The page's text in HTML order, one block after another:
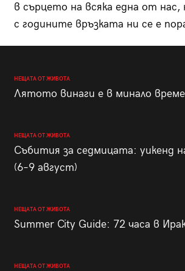
в сърцето на всяка една от нас,
с годините връзката ни се е
НЕЩАТА ОТ ЖИВОТА
Лятото винаги е в минало време
НЕЩАТА ОТ ЖИВОТА
Събития за седмицата: уикенд
(6–9 август)
НЕЩАТА ОТ ЖИВОТА
Summer City Guide: 72 часа в
НЕЩАТА ОТ ЖИВОТА